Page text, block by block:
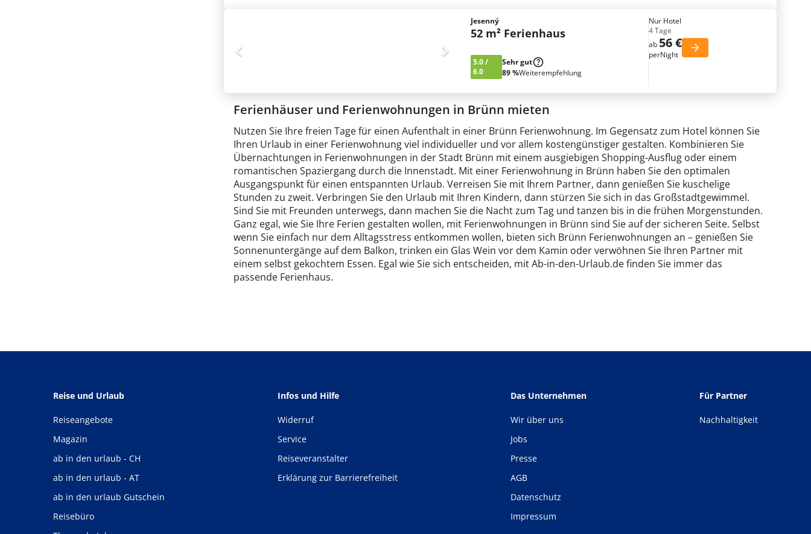
Jesenný
52 m² Ferienhaus
5.0/
6.0
Sehr gut
89 %Weiterempfehlung
Nur Hotel
4 Tage
ab 56 €
perNight
Ferienhäuser und Ferienwohnungen in Brünn mieten
Nutzen Sie Ihre freien Tage für einen Aufenthalt in einer Brünn Ferienwohnung. Im Gegensatz zum Hotel können Sie
Ihren Urlaub in einer Ferienwohnung viel individueller und vor allem kostengünstiger gestalten. Kombinieren Sie
Übernachtungen in Ferienwohnungen in der Stadt Brünn mit einem ausgiebigen Shopping-Ausflug oder einem
romantischen Spaziergang durch die Innenstadt. Mit einer Ferienwohnung in Brünn haben Sie den optimalen
Ausgangspunkt für einen entspannten Urlaub. Verreisen Sie mit Ihrem Partner, dann genießen Sie kuschelige
Stunden zu zweit. Verbringen Sie den Urlaub mit Ihren Kindern, dann stürzen Sie sich in das Großstadtgewimmel.
Sind Sie mit Freunden unterwegs, dann machen Sie die Nacht zum Tag und tanzen bis in die frühen Morgenstunden.
Ganz egal, wie Sie Ihre Ferien gestalten wollen, mit Ferienwohnungen in Brünn sind Sie auf der sicheren Seite. Selbst
wenn Sie einfach nur dem Alltagsstress entkommen wollen, bieten sich Brünn Ferienwohnungen an – genießen Sie
Sonnenuntergänge auf dem Balkon, trinken ein Glas Wein vor dem Kamin oder verwöhnen Sie Ihren Partner mit
einem selbst gekochtem Essen. Egal wie Sie sich entscheiden, mit Ab-in-den-Urlaub.de finden Sie immer das
passende Ferienhaus.
Reise und Urlaub
Reiseangebote
Magazin
ab in den urlaub - CH
ab in den urlaub - AT
ab in den urlaub Gutschein
Reisebüro
Infos und Hilfe
Widerruf
Service
Reiseveranstalter
Erklärung zur Barrierefreiheit
Das Unternehmen
Wir über uns
Jobs
Presse
AGB
Datenschutz
Impressum
Für Partner
Nachhaltigkeit